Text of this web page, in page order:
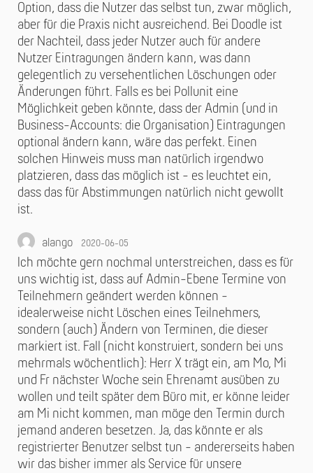
Option, dass die Nutzer das selbst tun, zwar möglich,
aber für die Praxis nicht ausreichend. Bei Doodle ist
der Nachteil, dass jeder Nutzer auch für andere
Nutzer Eintragungen ändern kann, was dann
gelegentlich zu versehentlichen Löschungen oder
Änderungen führt. Falls es bei Pollunit eine
Möglichkeit geben könnte, dass der Admin (und in
Business-Accounts: die Organisation) Eintragungen
optional ändern kann, wäre das perfekt. Einen
solchen Hinweis muss man natürlich irgendwo
platzieren, dass das möglich ist - es leuchtet ein,
dass das für Abstimmungen natürlich nicht gewollt
ist.
alango 2020-06-05
Ich möchte gern nochmal unterstreichen, dass es für
uns wichtig ist, dass auf Admin-Ebene Termine von
Teilnehmern geändert werden können -
idealerweise nicht Löschen eines Teilnehmers,
sondern (auch) Ändern von Terminen, die dieser
markiert ist. Fall (nicht konstruiert, sondern bei uns
mehrmals wöchentlich): Herr X trägt ein, am Mo, Mi
und Fr nächster Woche sein Ehrenamt ausüben zu
wollen und teilt später dem Büro mit, er könne leider
am Mi nicht kommen, man möge den Termin durch
jemand anderen besetzen. Ja, das könnte er als
registrierter Benutzer selbst tun - andererseits haben
wir das bisher immer als Service für unsere